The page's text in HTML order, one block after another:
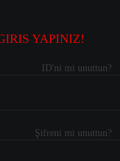
YAPINIZ!
ID'ni mi unuttun?
Şifreni mi unuttun?